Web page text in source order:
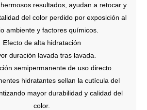
resultados, ayudan a retocar y
del color perdido por exposición al
ambiente y factores químicos.
Efecto de alta hidratación
duración lavada tras lavada.
semipermanente de uso directo.
hidratantes sellan la cutícula del
mayor durabilidad y calidad del
color.